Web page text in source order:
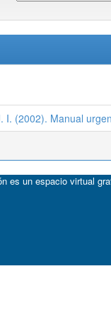
I. (2002). Manual
es un espacio virtual